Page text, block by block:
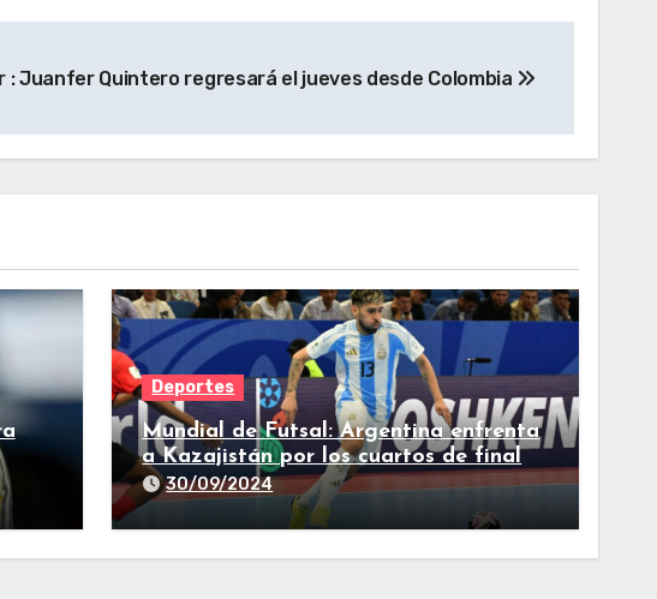
: Juanfer Quintero regresará el jueves desde Colombia
Deportes
Mundial de Futsal: Argentina enfrenta
a Kazajistán por los cuartos de final
30/09/2024